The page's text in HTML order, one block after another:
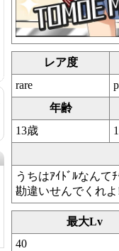
レア度
rare
年齢
13歳
うちはｱｲﾄﾞﾙなん
勘違いせんでくれ
最大Lv
40